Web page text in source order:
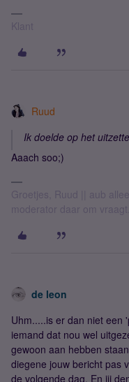
Klant
Ruud
Ik doelde op het
Aaach soo;)
Groetjes, Ruud || aub
moderator daar om vraagt.
de leon
Uhm.....is er dan niet een
iemand dat nou wel
gewoon aan hebben
diegene jouw bericht pas
de volgende dag. En jij